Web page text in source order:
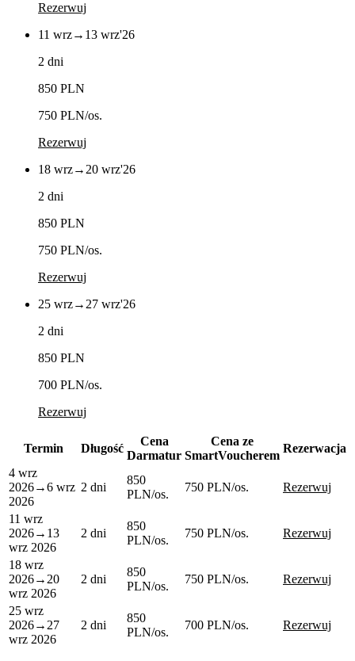
Rezerwuj
11 wrz→ 13 wrz'26
2 dni
850 PLN
750 PLN/os.
Rezerwuj
18 wrz→ 20 wrz'26
2 dni
850 PLN
750 PLN/os.
Rezerwuj
25 wrz→ 27 wrz'26
2 dni
850 PLN
700 PLN/os.
Rezerwuj
Termin Długość
Cena
Darmatur
Cena ze
SmartVoucherem
Rezerwacja
4 wrz
2026→6 wrz
2026
2 dni
850
PLN/os.
750 PLN/os. Rezerwuj
11 wrz
2026→ 13
wrz 2026
2 dni
850
PLN/os.
750 PLN/os. Rezerwuj
18 wrz
2026→ 20
wrz 2026
2 dni
850
PLN/os.
750 PLN/os. Rezerwuj
25 wrz
2026→ 27
wrz 2026
2 dni
850
PLN/os.
700 PLN/os. Rezerwuj